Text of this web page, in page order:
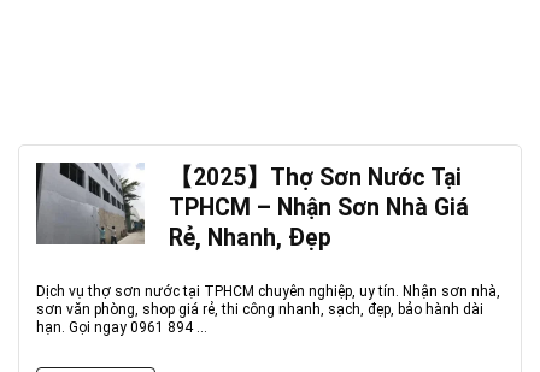
【2025】Thợ Sơn Nước Tại
TPHCM – Nhận Sơn Nhà Giá
Rẻ, Nhanh, Đẹp
Dịch vụ thợ sơn nước tại TPHCM chuyên nghiệp, uy tín. Nhận sơn nhà,
sơn văn phòng, shop giá rẻ, thi công nhanh, sạch, đẹp, bảo hành dài
hạn. Gọi ngay 0961 894 ...